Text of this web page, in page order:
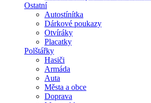
Ostatní
Autostínítka
Dárkové poukazy
Otvíráky
Placatky
Polštářky
Hasiči
Armáda
Auta
Města a obce
Doprava